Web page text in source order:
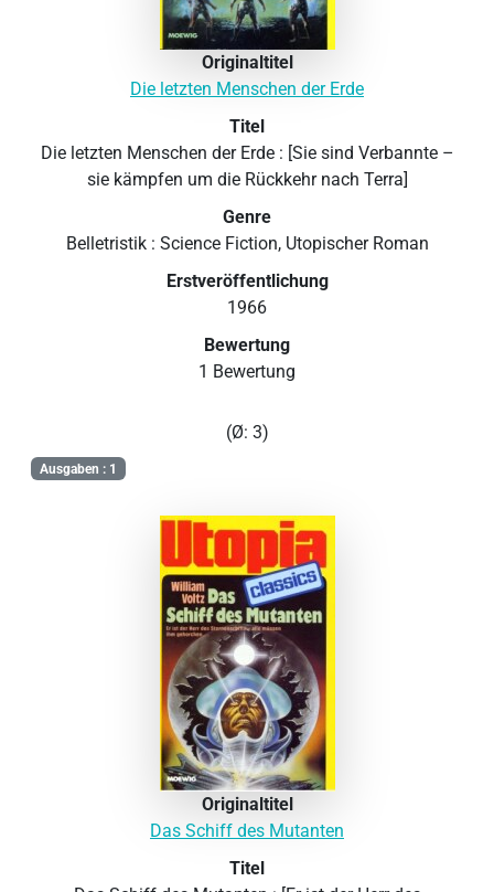
Originaltitel
Die letzten Menschen der Erde
Titel
Die letzten Menschen der Erde : [Sie sind Verbannte –
sie kämpfen um die Rückkehr nach Terra]
Genre
Belletristik : Science Fiction, Utopischer Roman
Erstveröffentlichung
1966
Bewertung
1 Bewertung
(Ø: 3)
Ausgaben : 1
Originaltitel
Das Schiff des Mutanten
Titel